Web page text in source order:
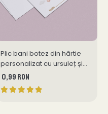
Plic bani botez din hârtie
personalizat cu ursuleț și
baloane
0,99 RON